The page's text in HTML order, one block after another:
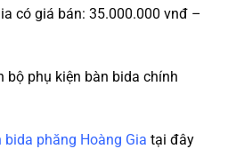
có giá bán: 35.000.000 vnđ –
bộ phụ kiện bàn bida chính
bida phăng Hoàng Gia tại đây